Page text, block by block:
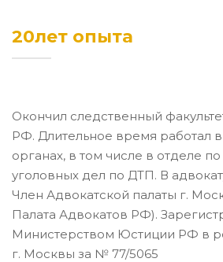
20лет опыта
Окончил следственный
РФ. Длительное время работал
органах, в том числе в отделе
уголовных дел по ДТП. В
Член Адвокатской палаты г.
Палата Адвокатов РФ).
Министерством Юстиции РФ в
г. Москвы за № 77/5065